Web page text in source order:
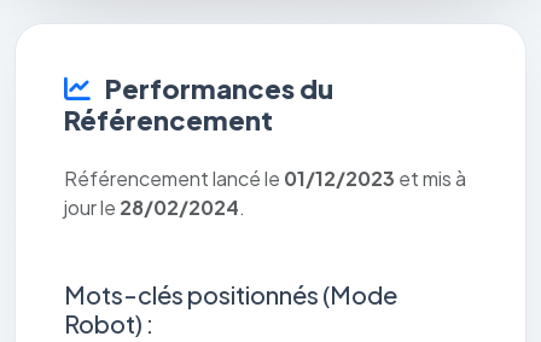
Performances du
Référencement
Référencement lancé le 01/12/2023 et mis à
jour le 28/02/2024.
Mots-clés positionnés (Mode
Robot) :